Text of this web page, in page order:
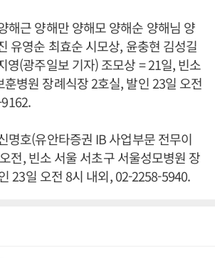
근 양해만 양해모 양해순 양해님 양
유영순 최효순 시모상, 윤충현 김성길
영(광주일보 기자) 조모상 = 21일, 빈소
병원 장례식장 2호실, 발인 23일 오전
호(유안타증권 IB 사업부문 전무이
전, 빈소 서울 서초구 서울성모병원 장
23일 오전 8시 내외, 02-2258-5940.